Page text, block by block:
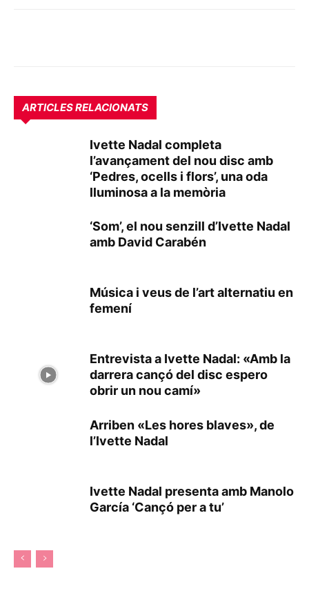
ARTICLES RELACIONATS
Ivette Nadal completa
l’avançament del nou disc amb
‘Pedres, ocells i flors’, una oda
lluminosa a la memòria
‘Som’, el nou senzill d’Ivette Nadal
amb David Carabén
Música i veus de l’art alternatiu en
femení
Entrevista a Ivette Nadal: «Amb la
darrera cançó del disc espero
obrir un nou camí»
Arriben «Les hores blaves», de
l’Ivette Nadal
Ivette Nadal presenta amb Manolo
García ‘Cançó per a tu’